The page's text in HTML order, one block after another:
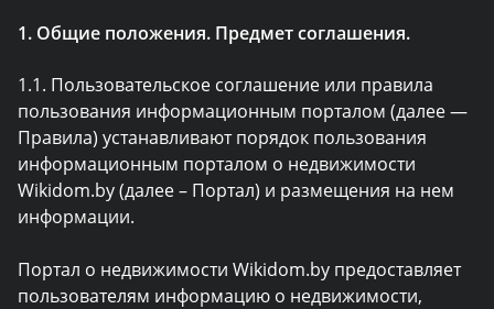
1. Общие положения. Предмет соглашения.
1.1. Пользовательское соглашение или правила
пользования информационным порталом (далее —
Правила) устанавливают порядок пользования
информационным порталом о недвижимости
Wikidom.by (далее – Портал) и размещения на нем
информации.
Портал о недвижимости Wikidom.by предоставляет
пользователям информацию о недвижимости,